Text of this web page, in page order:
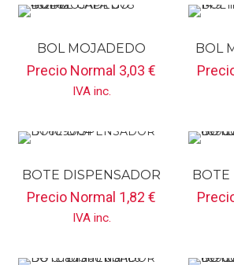
BOL MOJADEDO
DOBLE CAPA G78
452462
Precio Normal 3,03 €
IVA inc.
BOL
BOTE DISPENSADOR
D1 609004
Precio Normal 1,82 €
IVA inc.
BOTE
D8